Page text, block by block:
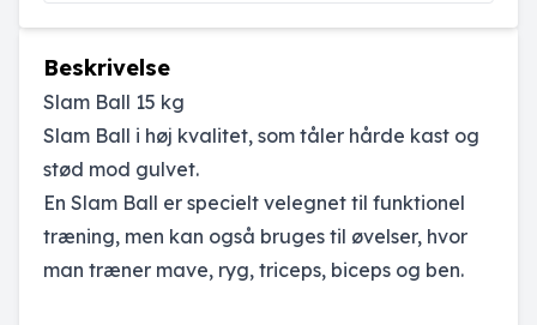
Beskrivelse
Slam Ball 15 kg
Slam Ball i høj kvalitet, som tåler hårde kast og
stød mod gulvet.
En Slam Ball er specielt velegnet til funktionel
træning, men kan også bruges til øvelser, hvor
man træner mave, ryg, triceps, biceps og ben.